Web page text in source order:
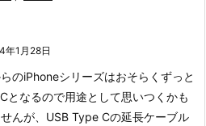
年1月28日
のiPhoneシリーズはおそらくずっと
となるので用途として思いつくかも
せんが、USB Type Cの延長ケーブル